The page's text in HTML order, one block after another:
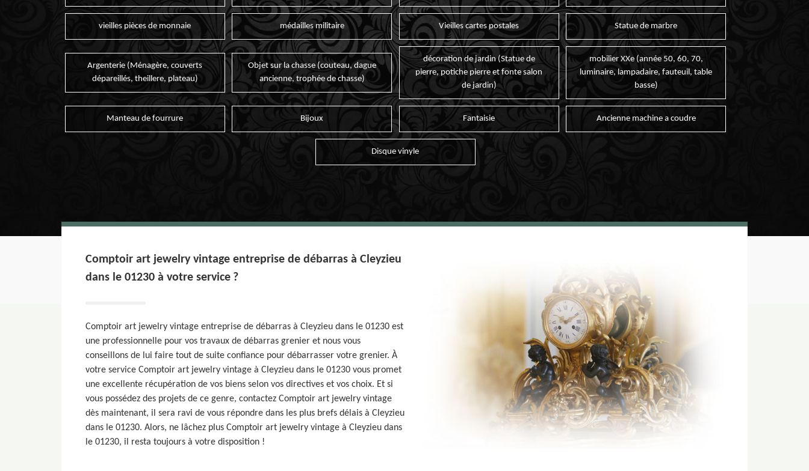
vieilles pièces de monnaie médailles militaire Vieilles cartes postales Statue de marbre
Argenterie (Ménagère, couverts
dépareillés, theillere, plateau)
Objet sur la chasse (couteau, dague
ancienne, trophée de chasse)
décoration de jardin (Statue de
pierre, potiche pierre et fonte salon
de jardin)
mobilier XXe (année 50, 60, 70,
luminaire, lampadaire, fauteuil, table
basse)
Manteau de fourrure Bijoux Fantaisie Ancienne machine a coudre
Disque vinyle
Comptoir art jewelry vintage entreprise de débarras à Cleyzieu
dans le 01230 à votre service ?
Comptoir art jewelry vintage entreprise de débarras à Cleyzieu dans le 01230 est
une professionnelle pour vos travaux de débarras grenier et nous vous
conseillons de lui faire tout de suite confiance pour débarrasser votre grenier. À
votre service Comptoir art jewelry vintage à Cleyzieu dans le 01230 vous promet
une excellente récupération de vos biens selon vos directives et vos choix. Et si
vous possédez des projets de ce genre, contactez Comptoir art jewelry vintage
dès maintenant, il sera ravi de vous répondre dans les plus brefs délais à Cleyzieu
dans le 01230. Alors, ne lâchez plus Comptoir art jewelry vintage à Cleyzieu dans
le 01230, il resta toujours à votre disposition !